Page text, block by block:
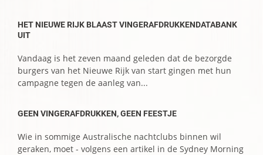
HET NIEUWE RIJK BLAAST VINGERAFDRUKKENDATABANK
UIT
Vandaag is het zeven maand geleden dat de bezorgde
burgers van het Nieuwe Rijk van start gingen met hun
campagne tegen de aanleg van...
GEEN VINGERAFDRUKKEN, GEEN FEESTJE
Wie in sommige Australische nachtclubs binnen wil
geraken, moet - volgens een artikel in de Sydney Morning